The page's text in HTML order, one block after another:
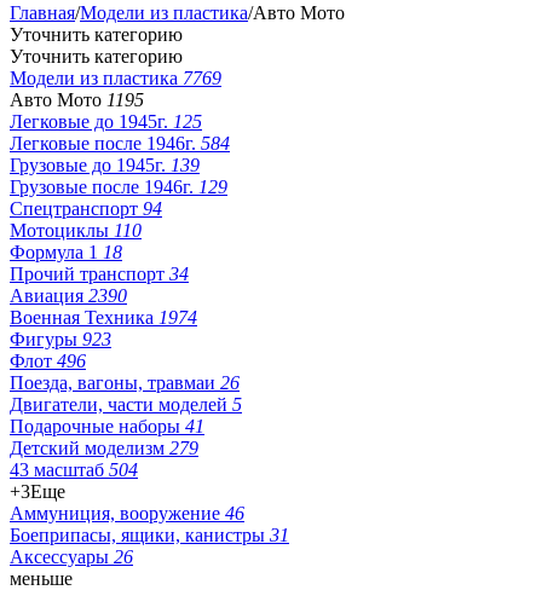
Главная/Модели из пластика/Авто Мото
Уточнить категорию
Уточнить категорию
Модели из пластика 7769
Авто Мото 1195
Легковые до 1945г. 125
Легковые после 1946г. 584
Грузовые до 1945г. 139
Грузовые после 1946г. 129
Спецтранспорт 94
Мотоциклы 110
Формула 1 18
Прочий транспорт 34
Авиация 2390
Военная Техника 1974
Фигуры 923
Флот 496
Поезда, вагоны, травмаи 26
Двигатели, части моделей 5
Подарочные наборы 41
Детский моделизм 279
43 масштаб 504
+3Еще
Аммуниция, вооружение 46
Боеприпасы, ящики, канистры 31
Аксессуары 26
меньше